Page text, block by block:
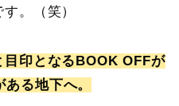
。（笑）
印となるBOOK OFFが
る地下へ。